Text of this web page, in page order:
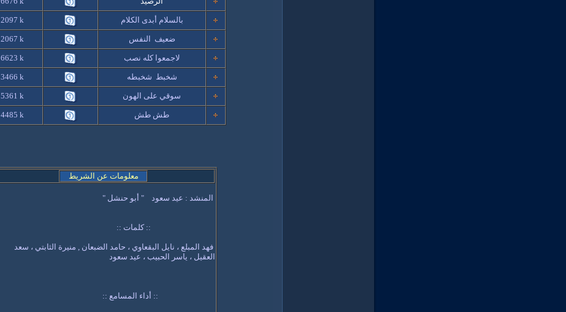
2097 k بالسلام أبدى الكلام
2067 k ضعيف النفس
6623 k لاجمعوا كله نصب
3466 k شخبط شخبطه
5361 k سوقي على الهون
4485 k طش طش
معلومات عن الشريط
المنشد : عيد سعود " أبو حنشل "
:: كلمات ::
فهد المبلع ، نايل البقعاوي ، حامد الضبعان , منيرة الثابتي ، سعد
العقيل ، ياسر الحبيب ، عيد سعود
:: أداء المسامع ::